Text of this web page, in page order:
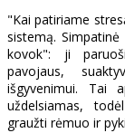
"Kai patiriame
sistemą.
kovok": ji
pavojaus,
išgyvenimui. Tai
uždelsiamas,
graužti rėmuo ir